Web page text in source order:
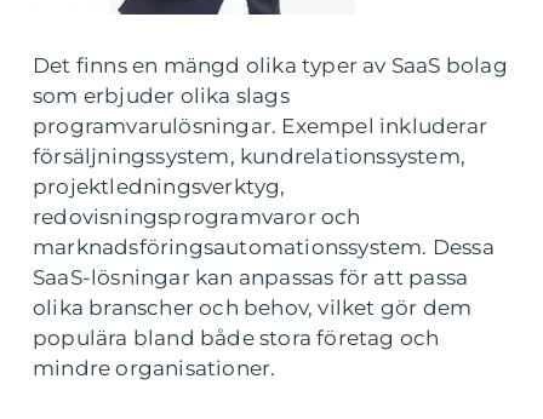
Det finns en mängd olika typer av SaaS bolag
som erbjuder olika slags
programvarulösningar. Exempel inkluderar
försäljningssystem, kundrelationssystem,
projektledningsverktyg,
redovisningsprogramvaror och
marknadsföringsautomationssystem. Dessa
SaaS-lösningar kan anpassas för att passa
olika branscher och behov, vilket gör dem
populära bland både stora företag och
mindre organisationer.